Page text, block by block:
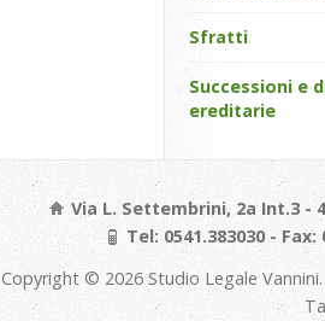
Sfratti
Successioni e
ereditarie
Via L. Settembrini, 2a Int.3 -
Tel: 0541.383030 - Fax:
Copyright © 2026 Studio Legale